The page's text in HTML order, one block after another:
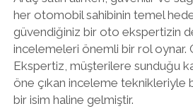
her otomobil sahibinin temel
güvendiğiniz bir oto ekspertizin
incelemeleri önemli bir rol oynar.
Ekspertiz, müşterilere sunduğu
öne çıkan inceleme teknikleriyle
bir isim haline gelmiştir.